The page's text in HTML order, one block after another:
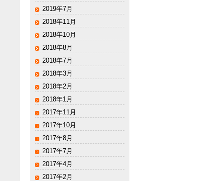
2019年7月
2018年11月
2018年10月
2018年8月
2018年7月
2018年3月
2018年2月
2018年1月
2017年11月
2017年10月
2017年8月
2017年7月
2017年4月
2017年2月